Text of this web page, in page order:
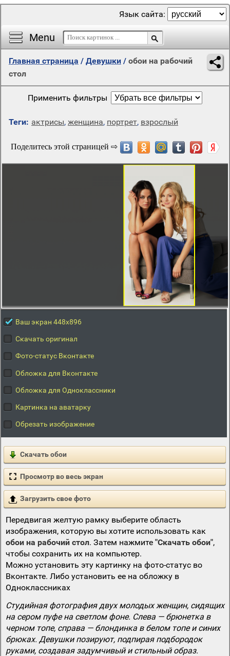
Menu
Язык сайта:
Главная страница / Девушки / обои на рабочий
стол
Применить фильтры
Теги: актрисы, женщина, портрет, взрослый
Ваш экран 448x896
Скачать оригинал
Фото-статус Вконтакте
Обложка для Вконтакте
Обложка для Одноклассники
Картинка на аватарку
Обрезать изображение
Скачать обои
Просмотр во весь экран
Загрузить свое фото
Передвигая желтую рамку выберите область
изображения, которую вы хотите использовать как
обои на рабочий стол. Затем нажмите "Скачать обои",
чтобы сохранить их на компьютер.
Можно установить эту картинку на фото-статус во
Вконтакте. Либо установить ее на обложку в
Одноклассниках
Студийная фотография двух молодых женщин, сидящих
на сером пуфе на светлом фоне. Слева — брюнетка в
черном топе, справа — блондинка в белом топе и синих
брюках. Девушки позируют, подпирая подбородок
руками, создавая задумчивый и стильный образ.